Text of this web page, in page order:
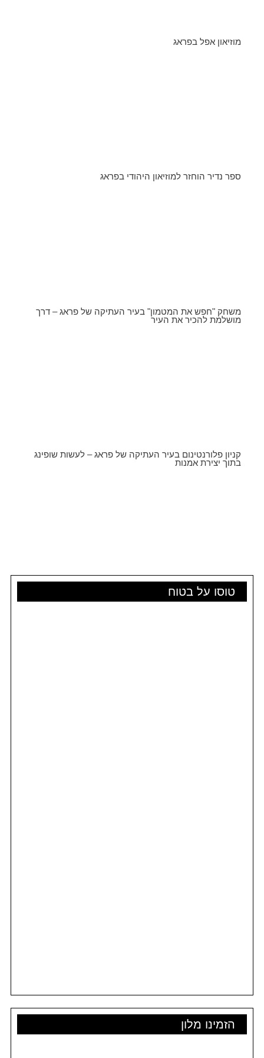
טוסו על בטוח
הזמינו מלון
מוזיאון אפל בפראג
ספר נדיר הוחזר למוזיאון היהודי בפראג
משחק "חפש את המטמון" בעיר העתיקה של פראג – דרך
מושלמת להכיר את העיר
קניון פלורנטינום בעיר העתיקה של פראג – לעשות שופינג
בתוך יצירת אמנות